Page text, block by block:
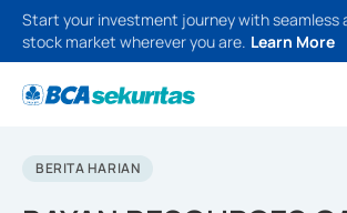
Start your investment journey with seamless
stock market wherever you are. Learn More
BERITA HARIAN